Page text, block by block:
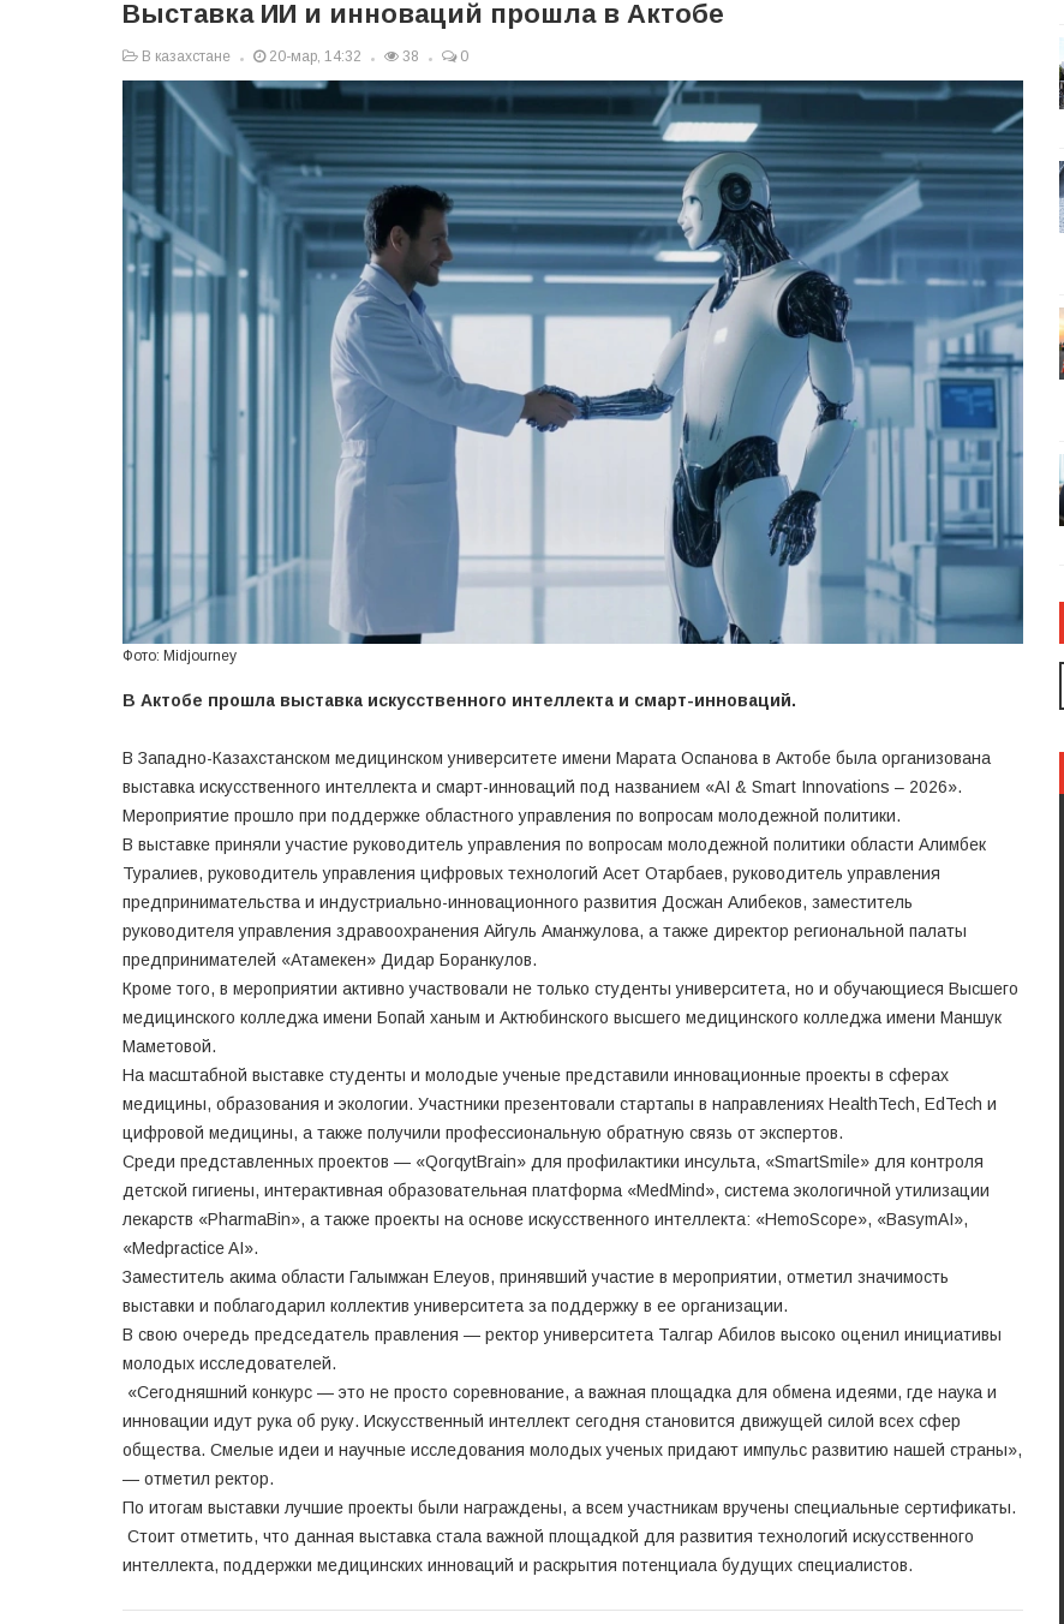
Выставка ИИ и инноваций прошла в Актобе
В казахстане 20-мар, 14:32 38 0
Фото: Midjourney
В Актобе прошла выставка искусственного интеллекта и смарт-инноваций.
В Западно-Казахстанском медицинском университете имени Марата Оспанова в Актобе была организована
выставка искусственного интеллекта и смарт-инноваций под названием «AI & Smart Innovations – 2026».
Мероприятие прошло при поддержке областного управления по вопросам молодежной политики.
В выставке приняли участие руководитель управления по вопросам молодежной политики области Алимбек
Туралиев, руководитель управления цифровых технологий Асет Отарбаев, руководитель управления
предпринимательства и индустриально-инновационного развития Досжан Алибеков, заместитель
руководителя управления здравоохранения Айгуль Аманжулова, а также директор региональной палаты
предпринимателей «Атамекен» Дидар Боранкулов.
Кроме того, в мероприятии активно участвовали не только студенты университета, но и обучающиеся Высшего
медицинского колледжа имени Бопай ханым и Актюбинского высшего медицинского колледжа имени Маншук
Маметовой.
На масштабной выставке студенты и молодые ученые представили инновационные проекты в сферах
медицины, образования и экологии. Участники презентовали стартапы в направлениях HealthTech, EdTech и
цифровой медицины, а также получили профессиональную обратную связь от экспертов.
Среди представленных проектов — «QorqytBrain» для профилактики инсульта, «SmartSmile» для контроля
детской гигиены, интерактивная образовательная платформа «MedMind», система экологичной утилизации
лекарств «PharmaBin», а также проекты на основе искусственного интеллекта: «HemoScope», «BasymAI»,
«Medpractice AI».
Заместитель акима области Галымжан Елеуов, принявший участие в мероприятии, отметил значимость
выставки и поблагодарил коллектив университета за поддержку в ее организации.
В свою очередь председатель правления — ректор университета Талгар Абилов высоко оценил инициативы
молодых исследователей.
«Сегодняшний конкурс — это не просто соревнование, а важная площадка для обмена идеями, где наука и
инновации идут рука об руку. Искусственный интеллект сегодня становится движущей силой всех сфер
общества. Смелые идеи и научные исследования молодых ученых придают импульс развитию нашей страны»,
— отметил ректор.
По итогам выставки лучшие проекты были награждены, а всем участникам вручены специальные сертификаты.
Стоит отметить, что данная выставка стала важной площадкой для развития технологий искусственного
интеллекта, поддержки медицинских инноваций и раскрытия потенциала будущих специалистов.